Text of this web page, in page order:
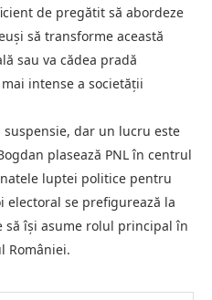
de pregătit să abordeze
să transforme această
sau va cădea pradă
intense a societății
dar un lucru este
plasează PNL în centrul
luptei politice pentru
electoral se prefigurează la
să își asume rolul principal în
României.